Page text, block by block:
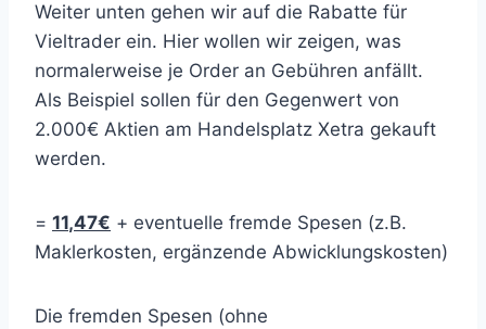
Weiter unten gehen wir auf die Rabatte für
Vieltrader ein. Hier wollen wir zeigen, was
normalerweise je Order an Gebühren anfällt.
Als Beispiel sollen für den Gegenwert von
2.000€ Aktien am Handelsplatz Xetra gekauft
werden.
= 11,47€ + eventuelle fremde Spesen (z.B.
Maklerkosten, ergänzende Abwicklungskosten)
Die fremden Spesen (ohne